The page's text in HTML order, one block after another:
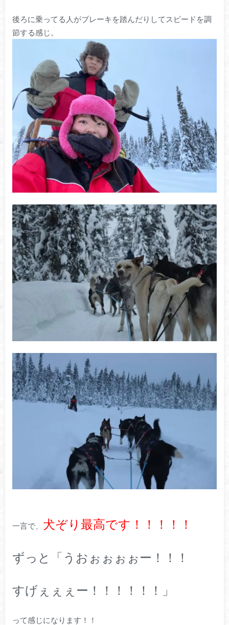
後ろに乗ってる人がブレーキを踏んだりしてスピードを調
節する感じ。
一言で、 犬ぞり最高です！！！！！
ずっと「うおぉぉぉぉー！！！
すげぇぇぇー！！！！！！」
って感じになります！！